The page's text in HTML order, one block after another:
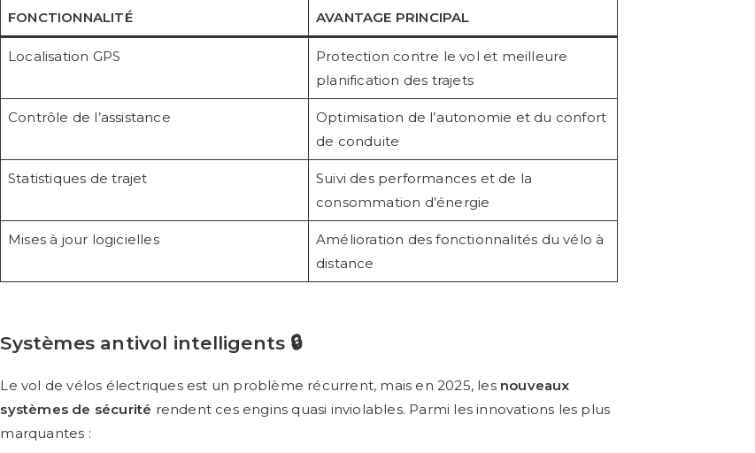
FONCTIONNALITÉ AVANTAGE PRINCIPAL
Localisation GPS
Protection contre le vol et meilleure
planification des trajets
Contrôle de l’assistance
Optimisation de l’autonomie et du confort
de conduite
Statistiques de trajet
Suivi des performances et de la
consommation d’énergie
Mises à jour logicielles
Amélioration des fonctionnalités du vélo à
distance
Systèmes antivol intelligents 🔒
Le vol de vélos électriques est un problème récurrent, mais en 2025, les nouveaux
systèmes de sécurité rendent ces engins quasi inviolables. Parmi les innovations les plus
marquantes :